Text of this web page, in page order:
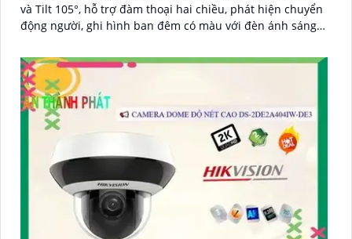
và Tilt 105°, hỗ trợ đàm thoại hai chiều, phát hiện chuyển
động người, ghi hình ban đêm có màu với đèn ánh sáng
diện